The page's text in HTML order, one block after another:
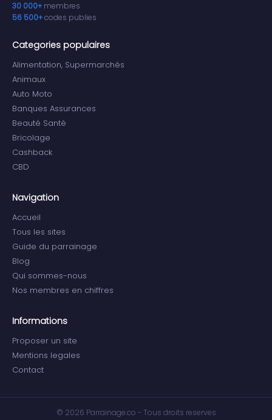
30 000+ membres
56 500+codes publies
Categories populaires
Alimentation, Supermarchés
Animaux
Auto Moto
Banques Assurances
Beauté Santé
Bricolage
Cashback
CBD
Navigation
Accueil
Tous les sites
Guide du parrainage
Blog
Qui sommes-nous
Nos membres en chiffres
Informations
Proposer un site
Mentions legales
Contact
© 2026 Parrainage.co - Tous droits reserves